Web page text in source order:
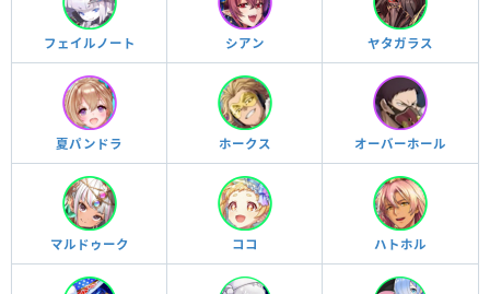
フェイルノート シアン ヤタガラス
夏パンドラ ホークス オーバーホール
マルドゥーク ココ ハトホル